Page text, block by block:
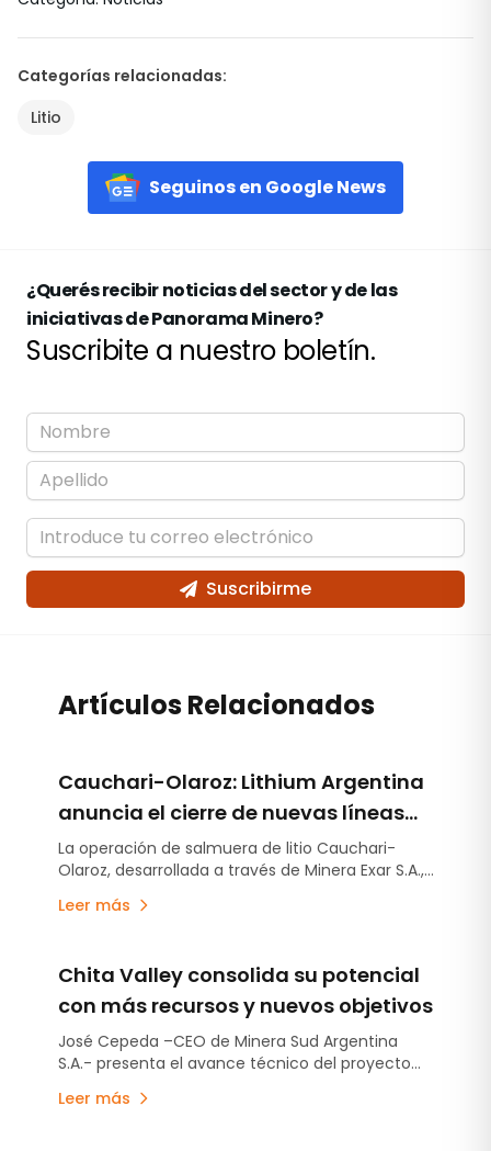
Categorías relacionadas:
Litio
Seguinos en Google News
¿Querés recibir noticias del sector y de las
iniciativas de Panorama Minero?
Suscribite a nuestro boletín.
Suscribirme
Artículos Relacionados
Cauchari-Olaroz: Lithium Argentina
anuncia el cierre de nuevas líneas
de deuda por US$220 millones
La operación de salmuera de litio Cauchari-
Olaroz, desarrollada a través de Minera Exar S.A.,
concretó el cierre de nuevas líneas de deuda no
garantizada por US$220 millones, fortaleciendo
avanzando con el plan de expansión –Etapa 2-
destinado a incrementar la capacidad de
producción en otras 45.000 toneladas anuales
de carbonato de litio equivalente.
Leer más
Chita Valley consolida su potencial
con más recursos y nuevos objetivos
José Cepeda –CEO de Minera Sud Argentina
S.A.- presenta el avance técnico del proyecto
localizado en la provincia de San Juan.
Leer más